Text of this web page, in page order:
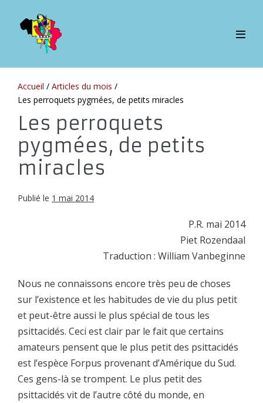
contenu
Accueil / Articles du mois /
Les perroquets pygmées, de petits miracles
Les perroquets
pygmées, de petits
miracles
Publié le 1 mai 2014
P.R. mai 2014
Piet Rozendaal
Traduction : William Vanbeginne
Nous ne connaissons encore très peu de choses
sur l’existence et les habitudes de vie du plus petit
et peut-être aussi le plus spécial de tous les
psittacidés. Ceci est clair par le fait que certains
amateurs pensent que le plus petit des psittacidés
est l’espèce Forpus provenant d’Amérique du Sud.
Ces gens-là se trompent. Le plus petit des
psittacidés vit de l’autre côté du monde, en